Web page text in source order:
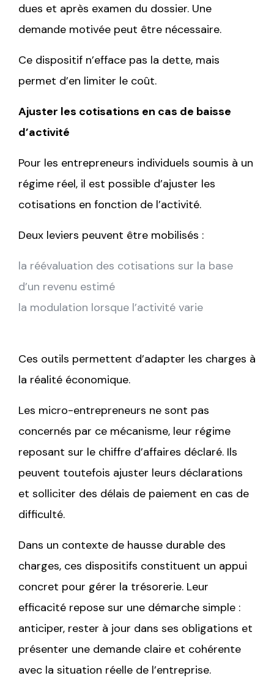
dues et après examen du dossier. Une
demande motivée peut être nécessaire.
Ce dispositif n’efface pas la dette, mais
permet d’en limiter le coût.
Ajuster les cotisations en cas de baisse
d’activité
Pour les entrepreneurs individuels soumis à un
régime réel, il est possible d’ajuster les
cotisations en fonction de l’activité.
Deux leviers peuvent être mobilisés :
la réévaluation des cotisations sur la base
d’un revenu estimé
la modulation lorsque l’activité varie
Ces outils permettent d’adapter les charges à
la réalité économique.
Les micro-entrepreneurs ne sont pas
concernés par ce mécanisme, leur régime
reposant sur le chiffre d’affaires déclaré. Ils
peuvent toutefois ajuster leurs déclarations
et solliciter des délais de paiement en cas de
difficulté.
Dans un contexte de hausse durable des
charges, ces dispositifs constituent un appui
concret pour gérer la trésorerie. Leur
efficacité repose sur une démarche simple :
anticiper, rester à jour dans ses obligations et
présenter une demande claire et cohérente
avec la situation réelle de l’entreprise.